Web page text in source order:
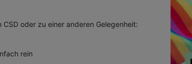
oder zu einer anderen Gelegenheit:
rein